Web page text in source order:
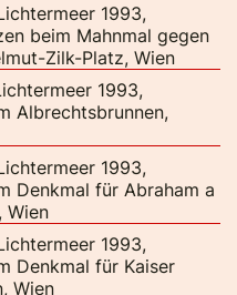
1993,
beim Mahnmal gegen
Zilk-Platz, Wien
1993,
Albrechtsbrunnen,
1993,
Denkmal für Abraham a
Wien
1993,
Denkmal für Kaiser
Wien